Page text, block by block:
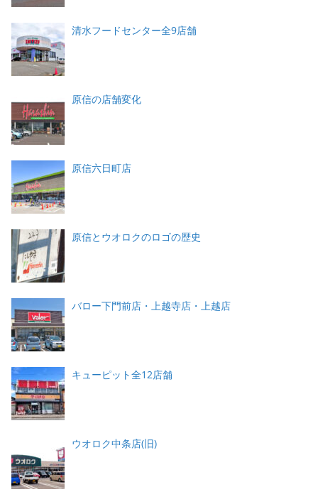
清水フードセンター全9店舗
原信の店舗変化
原信六日町店
原信とウオロクのロゴの歴史
バロー下門前店・上越寺店・上越店
キューピット全12店舗
ウオロク中条店(旧)